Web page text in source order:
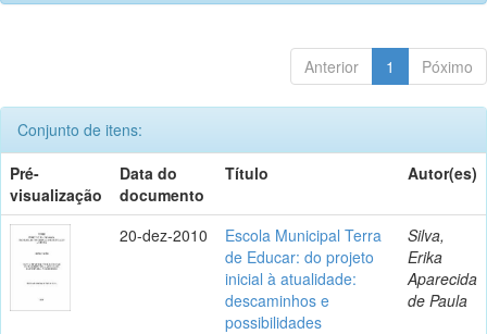
Anterior 1 Póximo
Conjunto de itens:
Pré-
visualização
Data do
documento
Título Autor(es)
20-dez-2010
Escola Municipal Terra
de Educar: do projeto
inicial à atualidade:
descaminhos e
possibilidades
Silva,
Erika
Aparecida
de Paula